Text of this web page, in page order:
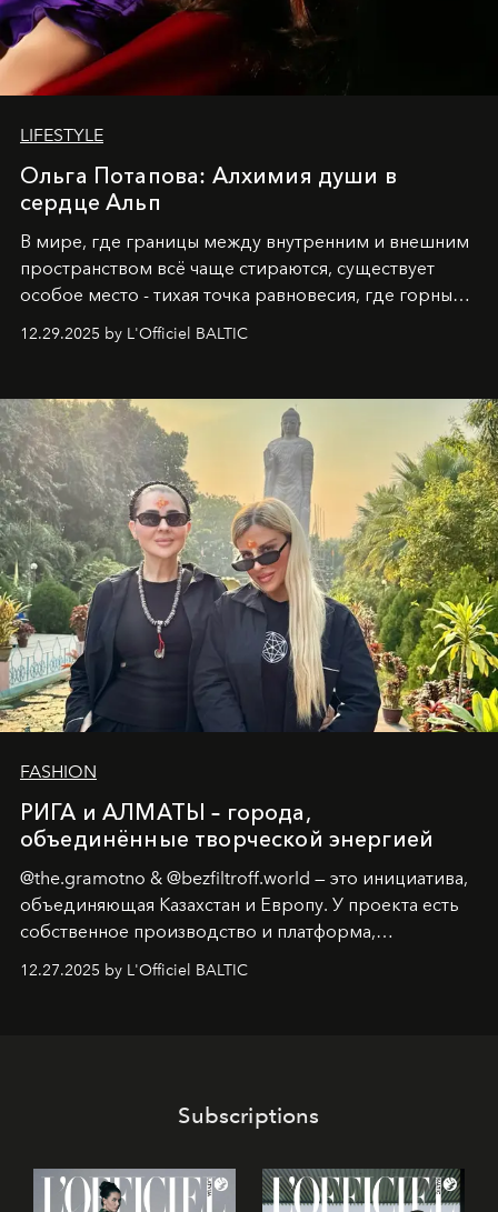
LIFESTYLE
Ольга Потапова: Алхимия души в
сердце Альп
В мире, где границы между внутренним и внешним
пространством всё чаще стираются, существует
особое место - тихая точка равновесия, где горные
глубинами человеческой души. Здесь, на стыке
Ольга Потапова - женщина, чей путь от поиска
истины превратился в искусство превращения
человеческих кризисов в возможности для
возрождения.
12.29.2025 by L'Officiel BALTIC
FASHION
РИГА и АЛМАТЫ – города,
объединённые творческой энергией
@the.gramotno & @bezfiltroff.world — это инициатива,
объединяющая Казахстан и Европу. У проекта есть
собственное производство и платформа,
решения для дизайнеров и молодых брендов.
12.27.2025 by L'Officiel BALTIC
Subscriptions